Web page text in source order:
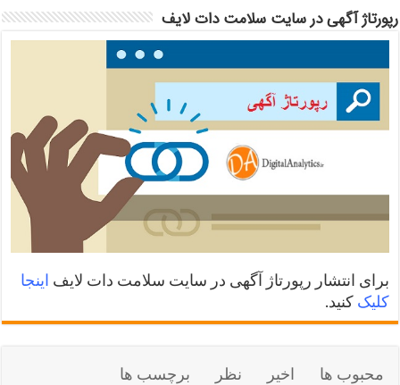
رپورتاژ آگهی در سایت سلامت دات لایف
برای انتشار رپورتاژ آگهی در سایت سلامت دات لایف اینجا
کلیک کنید.
محبوب ها اخیر نظر
برچسب ها